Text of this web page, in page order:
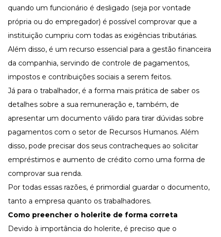
quando um funcionário é desligado (seja por vontade
própria ou do empregador) é possível comprovar que a
instituição cumpriu com todas as exigências tributárias.
Além disso, é um recurso essencial para a gestão financeira
da companhia, servindo de controle de pagamentos,
impostos e contribuições sociais a serem feitos.
Já para o trabalhador, é a forma mais prática de saber os
detalhes sobre a sua remuneração e, também, de
apresentar um documento válido para tirar dúvidas sobre
pagamentos com o setor de Recursos Humanos. Além
disso, pode precisar dos seus contracheques ao solicitar
empréstimos e aumento de crédito como uma forma de
comprovar sua renda.
Por todas essas razões, é primordial guardar o documento,
tanto a empresa quanto os trabalhadores.
Como preencher o holerite de forma correta
Devido à importância do holerite, é preciso que o